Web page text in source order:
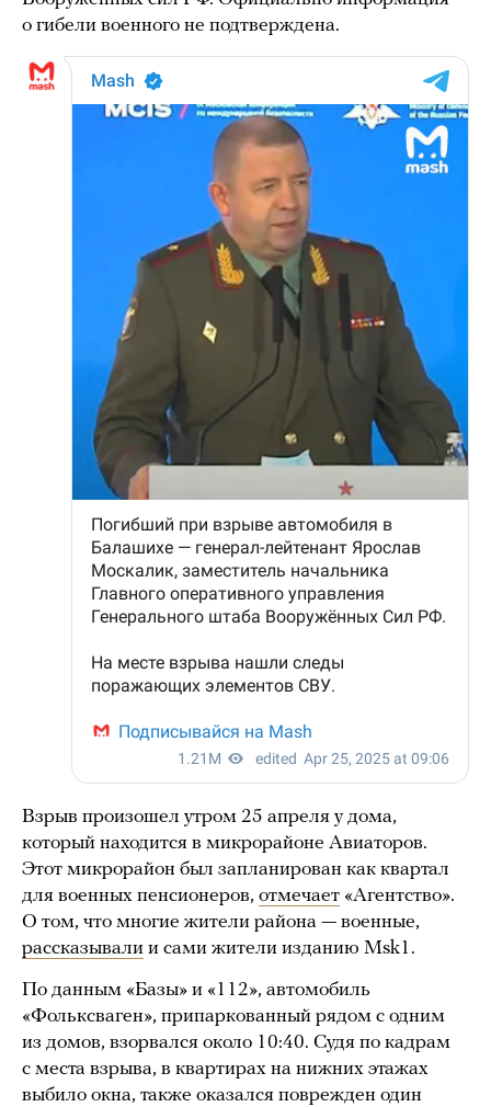
о гибели военного не подтверждена.
Взрыв произошел утром 25 апреля у дома,
который находится в микрорайоне Авиаторов.
Этот микрорайон был запланирован как квартал
для военных пенсионеров, отмечает «Агентство».
О том, что многие жители района — военные,
рассказывали и сами жители изданию Msk1.
По данным «Базы» и «112», автомобиль
«Фольксваген», припаркованный рядом с одним
из домов, взорвался около 10:40. Судя по кадрам
с места взрыва, в квартирах на нижних этажах
выбило окна, также оказался поврежден один